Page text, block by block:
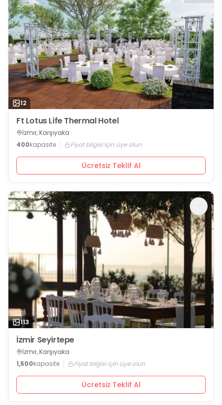
12
Ft Lotus Life Thermal Hotel
İzmir, Karşıyaka
400kapasite Fiyat bilgisi için üye olun
Ücretsiz Teklif Al
113
İzmir Seyirtepe
İzmir, Karşıyaka
1,500kapasite Fiyat bilgisi için üye olun
Ücretsiz Teklif Al